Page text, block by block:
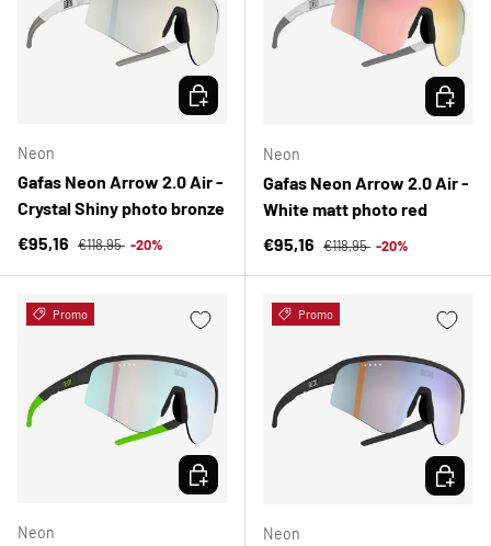
Neon
Gafas Neon Arrow 2.0 Air -
Crystal Shiny photo bronze
Precio de venta
€95,16 Precio normal
€118,95 -20%
ELEGIR OPCIONES
Neon
Gafas Neon Arrow 2.0 Air -
White matt photo red
Precio de venta
€95,16 Precio normal
€118,95 -20%
ELEGIR
Promo
Neon
ELEGIR OPCIONES
Promo
Neon
ELEGIR